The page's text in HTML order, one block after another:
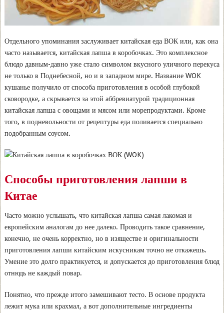
Отдельного упоминания заслуживает китайская еда ВОК или, как она
часто называется, китайская лапша в коробочках. Это комплексное
блюдо давным-давно уже стало символом вкусного уличного перекуса
не только в Поднебесной, но и в западном мире. Название WOK
кушанье получило от способа приготовления в особой глубокой
сковородке, а скрывается за этой аббревиатурой традиционная
китайская лапша с овощами и мясом или морепродуктами. Кроме
того, в подневольности от рецептуры еда поливается специально
подобранным соусом.
Способы приготовления лапши в
Китае
Часто можно услышать, что китайская лапша самая лакомая и
европейским аналогам до нее далеко. Проводить такое сравнение,
конечно, не очень корректно, но в изяществе и оригинальности
приготовления лапши китайским искусникам точно не откажешь.
Умение это долго практикуется, и допускается до приготовления блюд
отнюдь не каждый повар.
Понятно, что прежде итого замешивают тесто. В основе продукта
лежит мука или крахмал, а вот дополнительные ингредиенты